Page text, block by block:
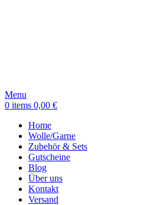
Menu
0 items 0,00 €
Home
Wolle/Garne
Zubehör & Sets
Gutscheine
Blog
Über uns
Kontakt
Versand